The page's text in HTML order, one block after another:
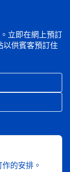
立即在網上預訂
以供賓客預訂住
的安排。